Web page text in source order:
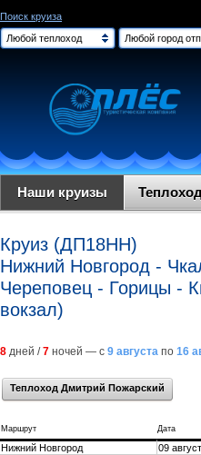
Поиск круиза
Любой теплоход
Любой город
Наши круизы
Круиз (ДП18НН)
Нижний Новгород -
Череповец - Горицы -
вокзал)
8 дней /7 ночей — с 9 августа по 16
Теплоход Дмитрий Пожарский
Маршрут Дата
Нижний Новгород 09